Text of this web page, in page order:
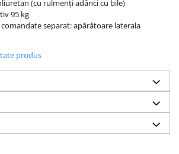
(cu rulmenți adânci cu bile)
95 kg
separat: apărătoare laterala
produs